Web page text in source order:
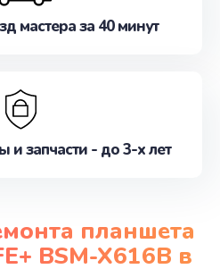
мастера за 40 минут
и запчасти - до 3-х лет
планшета
BSM-X616B в